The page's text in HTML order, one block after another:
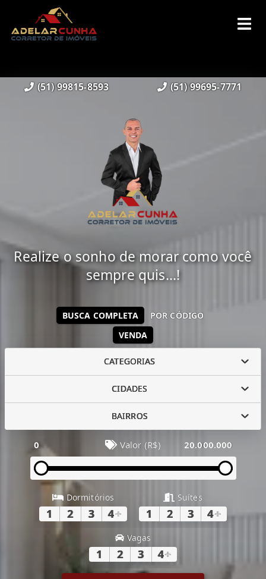
(51) 99815-8593 (51) 99695-7771
Realize o sonho de morar como você
sempre quis...!
VENDA
BUSCA COMPLETA POR CÓDIGO
CATEGORIAS
CIDADES
BAIRROS
0 Valor (R$) 20.000.000
Dormitórios
1 2 3 4+
Suítes
1 2 3 4+
Vagas
1 2 3 4+